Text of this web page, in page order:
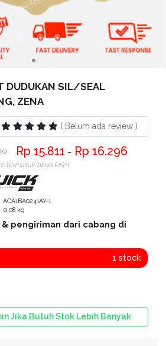
DUDUKAN SIL/SEAL
ZENA
( Belum ada review )
15.811 − 16.296
termasuk biaya kirim
1
kg
pengiriman dari cabang di
1 stock
Jika Butuh Stok Lebih Banyak